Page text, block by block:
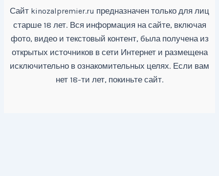
Сайт kinozalpremier.ru предназначен только для лиц
старше 18 лет. Вся информация на сайте, включая
фото, видео и текстовый контент, была получена из
открытых источников в сети Интернет и размещена
исключительно в ознакомительных целях. Если вам
нет 18-ти лет, покиньте сайт.